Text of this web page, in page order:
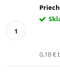
0,18 €